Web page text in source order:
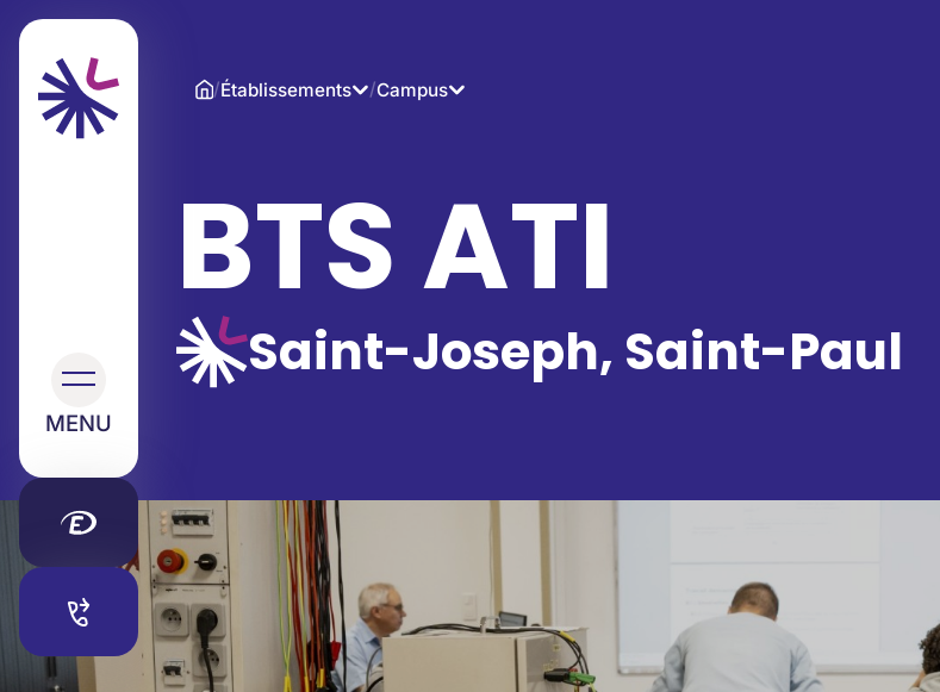
MENU
/Établissements /Campus
BTS ATI
Saint-Joseph, Saint-Paul